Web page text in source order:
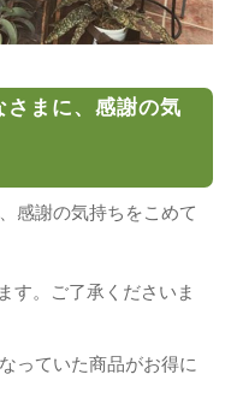
さまに、感謝の気
感謝の気持ちをこめて
す。ご了承くださいま
っていた商品がお得に